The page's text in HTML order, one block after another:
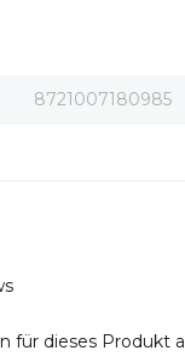
8721007180985
für dieses Produkt